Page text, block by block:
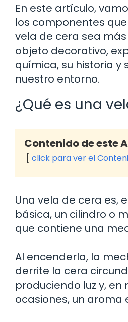
En este artículo,
los componentes
vela de cera sea
objeto decorativo,
química, su historia y
nuestro entorno.
¿Qué es una
Contenido de este
click para ver el
Una vela de cera es,
básica, un cilindro o
que contiene una
Al encenderla, la
derrite la cera
produciendo luz y, en
ocasiones, un aroma